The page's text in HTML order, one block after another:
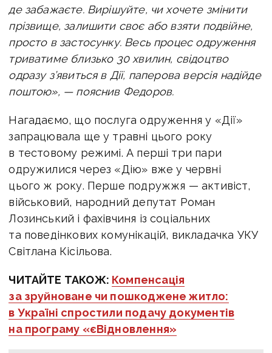
де забажаєте. Вирішуйте, чи хочете змінити
прізвище, залишити своє або взяти подвійне,
просто в застосунку. Весь процес одруження
триватиме близько 30 хвилин, свідоцтво
одразу з’явиться в Дії, паперова версія надійде
поштою», — пояснив Федоров.
Нагадаємо, що послуга одруження у «Дії»
запрацювала ще у травні цього року
в тестовому режимі. А перші три пари
одружилися через «Дію» вже у червні
цього ж року. Перше подружжя — активіст,
військовий, народний депутат Роман
Лозинський і фахівчиня із соціальних
та поведінкових комунікацій, викладачка УКУ
Світлана Кісільова.
ЧИТАЙТЕ ТАКОЖ: Компенсація
за зруйноване чи пошкоджене житло:
в Україні спростили подачу документів
на програму «єВідновлення»